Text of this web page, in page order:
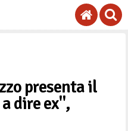
presenta il
dire ex",